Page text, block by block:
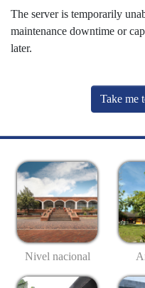
The server is temporarily
maintenance downtime or
later.
Take me
Nivel nacional